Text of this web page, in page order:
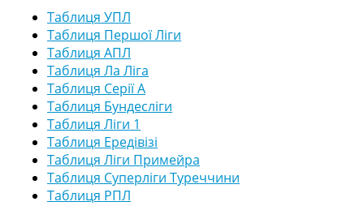
Таблиця УПЛ
Таблиця Першої Ліги
Таблиця АПЛ
Таблиця Ла Ліга
Таблиця Серії А
Таблиця Бундесліги
Таблиця Ліги 1
Таблиця Ередівізі
Таблиця Ліги Примейра
Таблиця Суперліги Туреччини
Таблиця РПЛ